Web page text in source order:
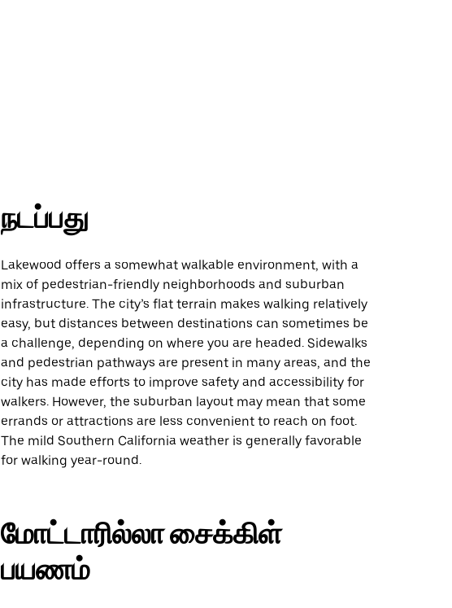
நடப்பது
Lakewood offers a somewhat walkable environment, with a
mix of pedestrian-friendly neighborhoods and suburban
infrastructure. The city’s flat terrain makes walking relatively
easy, but distances between destinations can sometimes be
a challenge, depending on where you are headed. Sidewalks
and pedestrian pathways are present in many areas, and the
city has made efforts to improve safety and accessibility for
walkers. However, the suburban layout may mean that some
errands or attractions are less convenient to reach on foot.
The mild Southern California weather is generally favorable
for walking year-round.
மோட்டாரில்லா சைக்கிள்
பயணம்